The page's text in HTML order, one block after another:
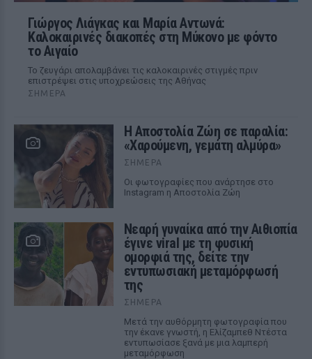
Γιώργος Λιάγκας και Μαρία Αντωνά:
Καλοκαιρινές διακοπές στη Μύκονο με φόντο
το Αιγαίο
Το ζευγάρι απολαμβάνει τις καλοκαιρινές στιγμές πριν
επιστρέψει στις υποχρεώσεις της Αθήνας
ΣΉΜΕΡΑ
Η Αποστολία Ζώη σε παραλία:
«Χαρούμενη, γεμάτη αλμύρα»
ΣΉΜΕΡΑ
Οι φωτογραφίες που ανάρτησε στο
Instagram η Αποστολία Ζώη
Νεαρή γυναίκα από την Αιθιοπία
έγινε viral με τη φυσική
ομορφιά της, δείτε την
εντυπωσιακή μεταμόρφωσή
της
ΣΉΜΕΡΑ
Μετά την αυθόρμητη φωτογραφία που
την έκανε γνωστή, η Ελίζαμπεθ Ντέστα
εντυπωσίασε ξανά με μια λαμπερή
μεταμόρφωση